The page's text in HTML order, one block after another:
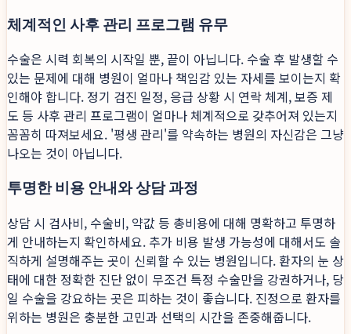
체계적인 사후 관리 프로그램 유무
수술은 시력 회복의 시작일 뿐, 끝이 아닙니다. 수술 후 발생할 수
있는 문제에 대해 병원이 얼마나 책임감 있는 자세를 보이는지 확
인해야 합니다. 정기 검진 일정, 응급 상황 시 연락 체계, 보증 제
도 등 사후 관리 프로그램이 얼마나 체계적으로 갖추어져 있는지
꼼꼼히 따져보세요. '평생 관리'를 약속하는 병원의 자신감은 그냥
나오는 것이 아닙니다.
투명한 비용 안내와 상담 과정
상담 시 검사비, 수술비, 약값 등 총비용에 대해 명확하고 투명하
게 안내하는지 확인하세요. 추가 비용 발생 가능성에 대해서도 솔
직하게 설명해주는 곳이 신뢰할 수 있는 병원입니다. 환자의 눈 상
태에 대한 정확한 진단 없이 무조건 특정 수술만을 강권하거나, 당
일 수술을 강요하는 곳은 피하는 것이 좋습니다. 진정으로 환자를
위하는 병원은 충분한 고민과 선택의 시간을 존중해줍니다.